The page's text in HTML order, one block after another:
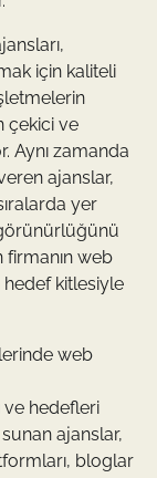
için kaliteli
çekici ve
Aynı zamanda
ajanslar,
yer
firmanın web
hedef kitlesiyle
web
ve hedefleri
ajanslar,
bloglar